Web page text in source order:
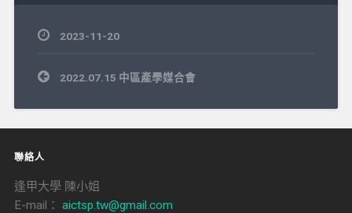
2023-11-20
文
章
覽
2022.07.15 中區產學媒合會
聯絡人
逢甲大學 陳小姐
E-mail： aictsp.tw@gmail.com